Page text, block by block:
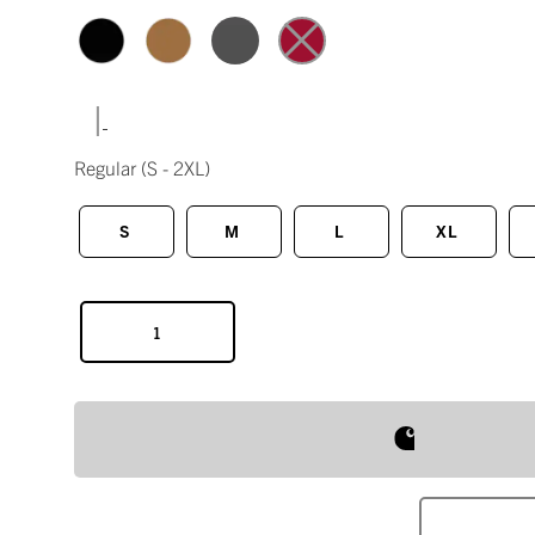
|
Regular (S - 2XL)
S M L XL